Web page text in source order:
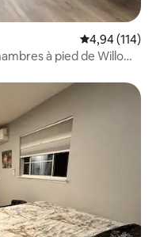
Évaluation
4,94 (114)
à pied de Willow